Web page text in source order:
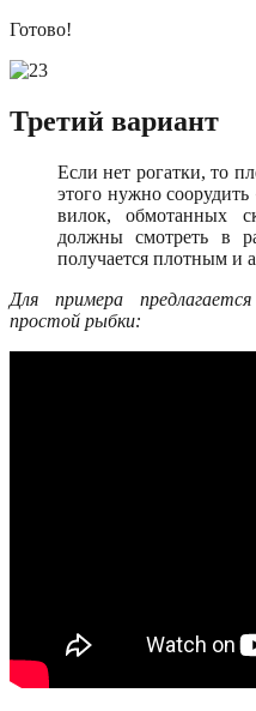
Готово!
Третий вариант
Если нет рогатки, то
этого нужно
вилок, обмотанных
должны смотреть в
получается плотным и
Для примера
простой рыбки: